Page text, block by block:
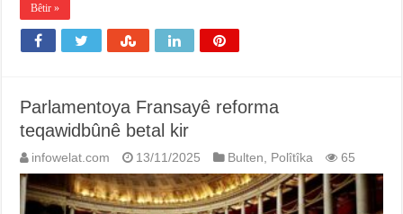
Bêtir »
Parlamentoya Fransayê reforma
teqawidbûnê betal kir
infowelat.com 13/11/2025 Bulten Polîtîka 65